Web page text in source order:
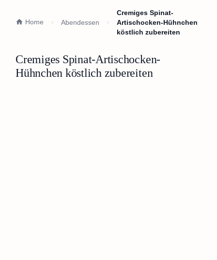
Home Abendessen
Cremiges Spinat-
Artischocken-Hühnchen
köstlich zubereiten
Cremiges Spinat-Artischocken-
Hühnchen köstlich zubereiten